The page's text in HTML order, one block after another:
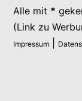
Alle mit *
(Link zu
Impressum